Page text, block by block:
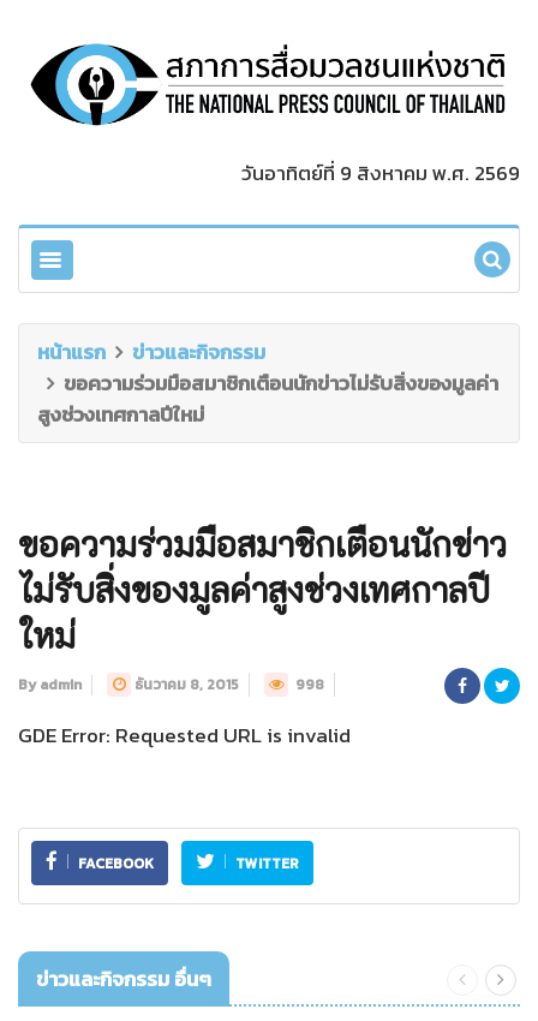
วันอาทิตย์ที่ 9 สิงหาคม พ.ศ. 2569
หน้าแรก
ข่าวและกิจกรรม
ขอความร่วมมือสมาชิกเตือนนักข่าวไม่รับสิ่งของมูลค่า
สูงช่วงเทศกาลปีใหม่
ขอความร่วมมือสมาชิกเตือนนักข่าว
ไม่รับสิ่งของมูลค่าสูงช่วงเทศกาลปี
ใหม่
By admin ธันวาคม 8, 2015 998
GDE Error: Requested URL is invalid
FACEBOOK TWITTER
ข่าวและกิจกรรม อื่นๆ